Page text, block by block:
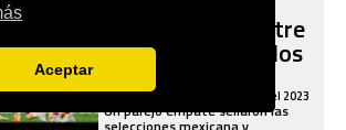
Aceptar
internacional entre
México vs. Estados
Martes 18 de Abril del 2023
Un parejo empate sellaron las
selecciones mexicana y